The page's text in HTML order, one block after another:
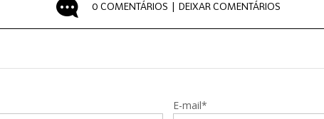
0 COMENTÁRIOS | DEIXAR COMENTÁRIOS
E-mail*